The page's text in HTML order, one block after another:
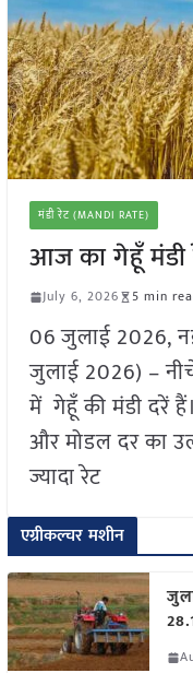
मंडी रेट (MANDI RATE)
आज का गेहूँ
July 6, 2026 5 min
06 जुलाई 2026,
जुलाई 2026) –
में गेहूँ की मंडी दरें
और मोडल दर का
ज्यादा रेट
एग्रीकल्चर मशीन